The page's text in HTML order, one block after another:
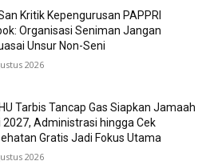
Kritik Kepengurusan PAPPRI
Organisasi Seniman Jangan
Unsur Non-Seni
2026
Tarbis Tancap Gas Siapkan Jamaah
2027, Administrasi hingga Cek
Gratis Jadi Fokus Utama
2026